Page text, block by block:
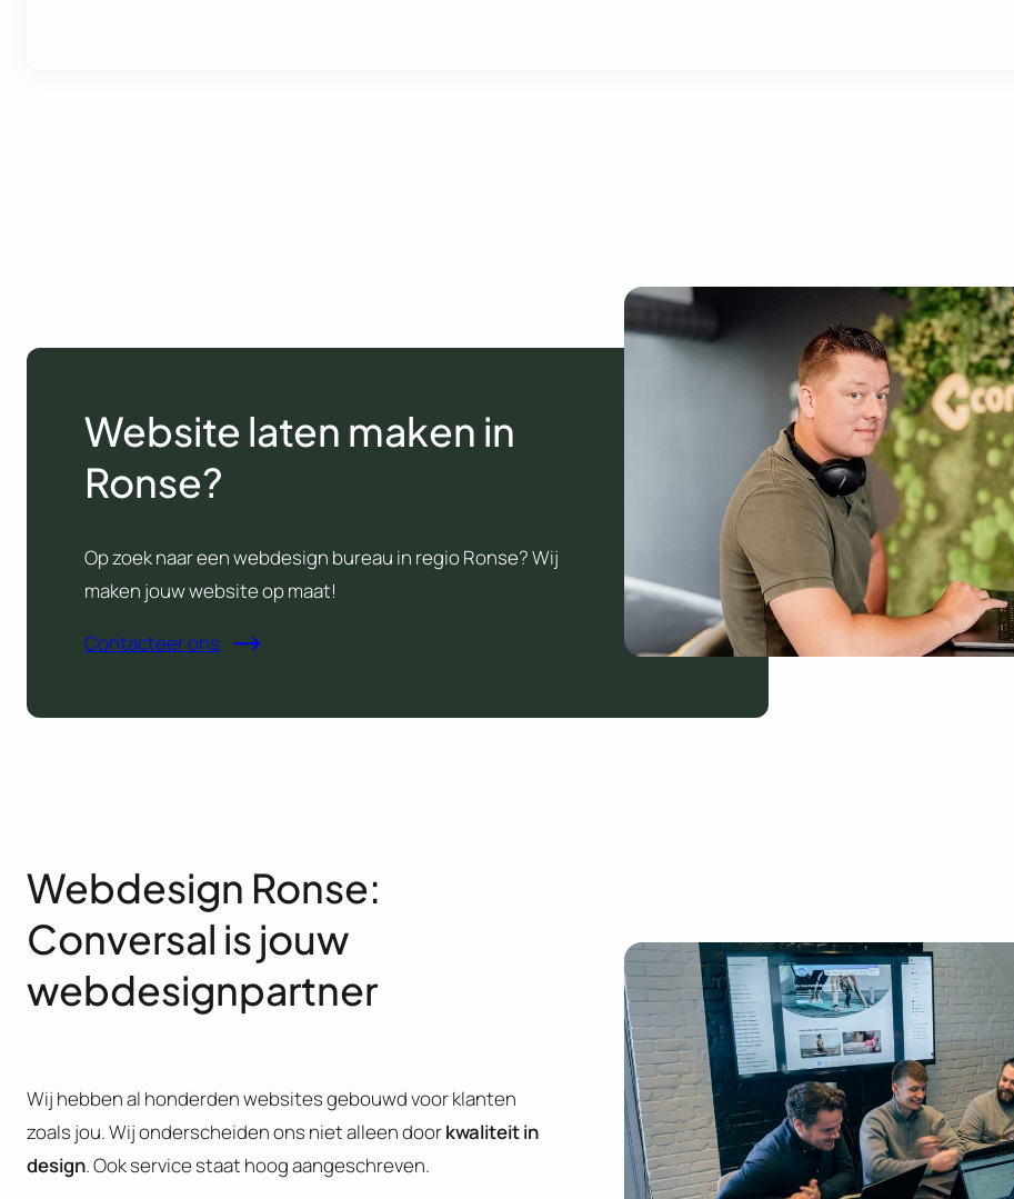
Website laten maken in
Ronse?
Op zoek naar een webdesign bureau in regio Ronse? Wij
maken jouw website op maat!
Contacteer ons
Webdesign Ronse:
Conversal is jouw
webdesignpartner
Wij hebben al honderden websites gebouwd voor klanten
zoals jou. Wij onderscheiden ons niet alleen doorkwaliteit in
design. Ook service staat hoog aangeschreven.